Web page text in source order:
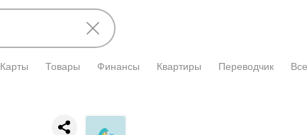
Карты Товары Финансы Квартиры Переводчик Все